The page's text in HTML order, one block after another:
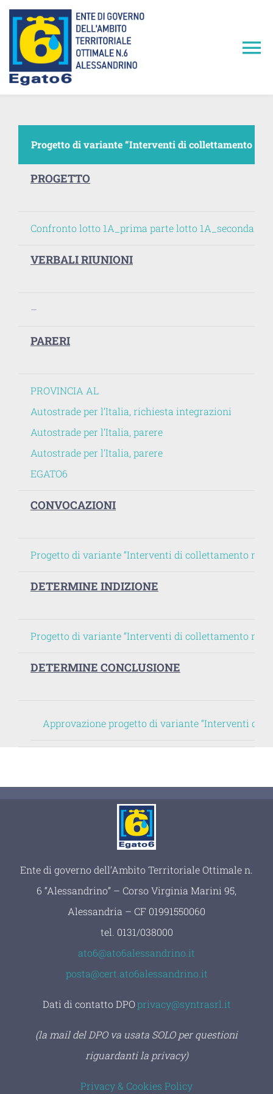
Salta
contenuto
Home
Servizio Idrico Integrato
Conferenze dei Servizi
Progetto di variante “Interventi di collettamento
PROGETTO
Confrontolotto 1A_prima partelotto 1A_seconda
VERBALI RIUNIONI
–
PARERI
PROVINCIA AL
Autostrade per l’Italia, richiesta integrazioni
Autostrade per l’Italia, parere
Autostrade per l’Italia, parere
EGATO6
CONVOCAZIONI
Progetto di variante “Interventi di collettamento
DETERMINE INDIZIONE
Progetto di variante “Interventi di collettamento
DETERMINE CONCLUSIONE
Approvazione progetto di variante “Interventi di
Ente di governo dell’Ambito Territoriale Ottimale n.
6 “Alessandrino” – Corso Virginia Marini 95,
Alessandria – CF 01991550060
tel. 0131/038000
ato6@ato6alessandrino.it
posta@cert.ato6alessandrino.it
Dati di contatto DPO:privacy@syntrasrl.it
(la mail del DPO va usata SOLO per questioni
riguardanti la privacy)
Privacy & Cookies Policy